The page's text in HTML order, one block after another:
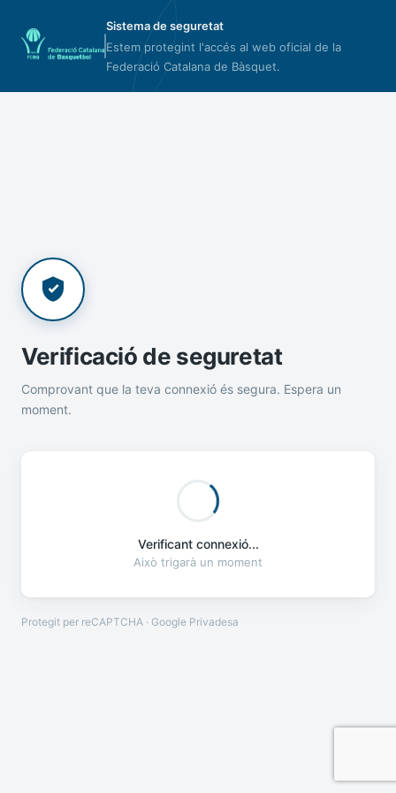
Sistema de seguretat
Estem protegint l'accés al web oficial de la
Federació Catalana de Bàsquet.
Verificació de seguretat
Comprovant que la teva connexió és segura. Espera un
moment.
Verificant connexió...
Això trigarà un moment
Protegit per reCAPTCHA · Google Privadesa